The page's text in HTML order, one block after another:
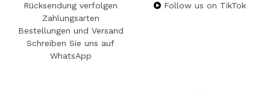
Rücksendung verfolgen
Zahlungsarten
Bestellungen und Versand
Schreiben Sie uns auf
WhatsApp
Follow us on TikTok